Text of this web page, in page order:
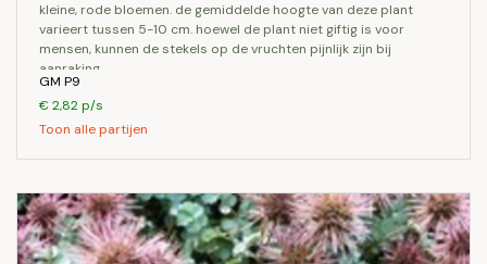
kleine, rode bloemen. de gemiddelde hoogte van deze plant
varieert tussen 5-10 cm. hoewel de plant niet giftig is voor
mensen, kunnen de stekels op de vruchten pijnlijk zijn bij
aanraking.
GM P9
€ 2,82 p/s
Toon alle partijen